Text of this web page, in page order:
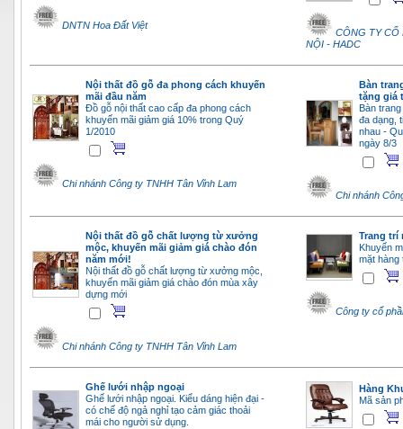
DNTN Hoa Đất Việt
CÔNG TY CỔ
NỘI - HADC
Nội thất đồ gỗ đa phong cách khuyến
mãi đầu năm
Đồ gỗ nội thất cao cấp đa phong cách
khuyến mãi giảm giá 10% trong Quý
1/2010
Chi nhánh Công ty TNHH Tân Vĩnh Lam
Bàn
tặng giá
Bàn
đa dạng,
nhau -
ngày 8/3
Chi nhánh
Nội thất đồ gỗ chất lượng từ xưởng
mộc, khuyến mãi giảm giá chào đón
năm mới!
Nội thất đồ gỗ chất lượng từ xưởng mộc,
khuyến mãi giảm giá chào đón mùa xây
dựng mới
Chi nhánh Công ty TNHH Tân Vĩnh Lam
Trang trí
Khuyến
mặt hàng
Công ty cổ
Ghế lưới nhập ngoại
Ghế lưới nhập ngoại. Kiểu dáng hiện đại -
có chế độ ngả nghỉ tạo cảm giác thoải
mái cho người sử dụng.
Hàng
Mã sản